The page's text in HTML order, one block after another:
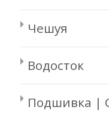
Чешуя
Водосток
Подшивка |